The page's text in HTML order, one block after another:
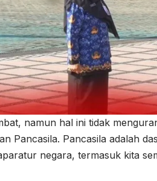
namun hal ini tidak
Pancasila. Pancasila adalah
negara, termasuk kita